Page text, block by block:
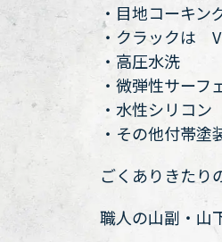
・目地コーキ
・クラックは
・高圧水洗
・微弾性サー
・水性シリコ
・その他付帯塗
ごくありきたり
職人の山副・山